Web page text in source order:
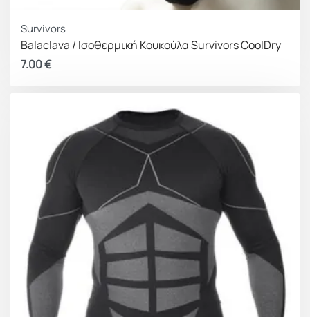
Survivors
Balaclava / Ισοθερμική Κουκούλα Survivors CoolDry
7.00€